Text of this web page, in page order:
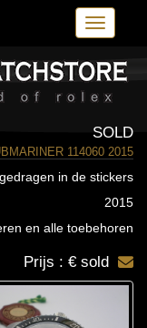
Toggle
SOLD
114060 2015
in de stickers
2015
en alle toebehoren
Prijs : € sold